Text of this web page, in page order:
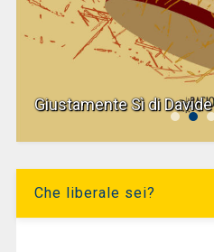
Giustamente Sì di
Che liberale sei?